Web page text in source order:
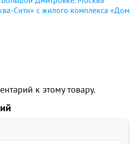
Сити» с жилого комплекса «Дом
к этому товару.